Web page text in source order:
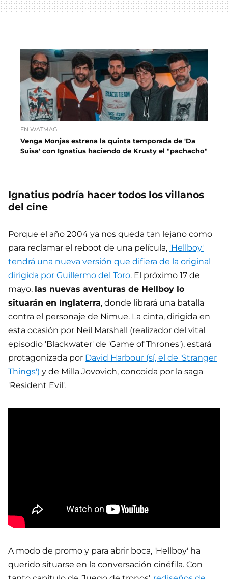
EN WATMAG
Venga Monjas estrena la quinta temporada de 'Da
Suisa' con Ignatius haciendo de Krusty el "pachacho"
Ignatius podría hacer todos los villanos
del cine
Porque el año 2004 ya nos queda tan lejano como
para reclamar el reboot de una película, 'Hellboy'
tendrá una nueva versión que difiera de la original
dirigida por Guillermo del Toro. El próximo 17 de
mayo, las nuevas aventuras de Hellboy lo
situarán en Inglaterra, donde librará una batalla
contra el personaje de Nimue. La cinta, dirigida en
esta ocasión por Neil Marshall (realizador del vital
episodio 'Blackwater' de 'Game of Thrones'), estará
protagonizada por David Harbour (sí, el de 'Stranger
Things') y de Milla Jovovich, concoida por la saga
'Resident Evil'.
A modo de promo y para abrir boca, 'Hellboy' ha
querido situarse en la conversación cinéfila. Con